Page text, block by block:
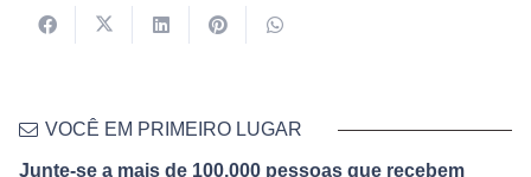
VOCÊ EM PRIMEIRO LUGAR
Junte-se a mais de 100,000 pessoas que recebem